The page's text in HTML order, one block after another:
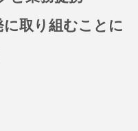
に取り組むことに